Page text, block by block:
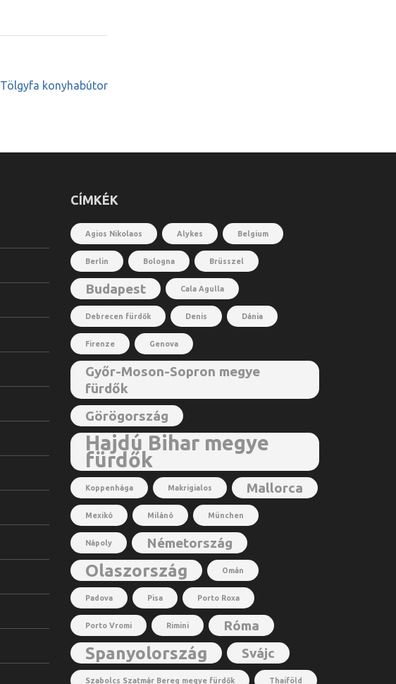
Tölgyfa konyhabútor
CÍMKÉK
Agios Nikolaos Alykes Belgium
Berlin Bologna Brüsszel
Budapest Cala Agulla
Debrecen fürdők Denis Dánia
Firenze Genova
Győr-Moson-Sopron megye
fürdők
Görögország
Hajdú Bihar megye
fürdők
Koppenhága Makrigialos Mallorca
Mexikó Milánó München
Nápoly Németország
Olaszország Omán
Padova Pisa Porto Roxa
Porto Vromi Rimini Róma
Spanyolország Svájc
Szabolcs Szatmár Bereg megye fürdők Thaiföld